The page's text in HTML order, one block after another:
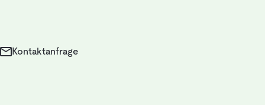
Kontaktanfrage